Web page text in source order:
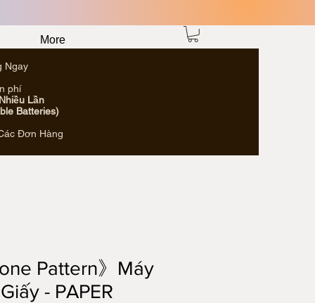
More
Ngay
phí
Lần
Batteries)
Đơn Hàng
Pattern》Máy
- PAPER